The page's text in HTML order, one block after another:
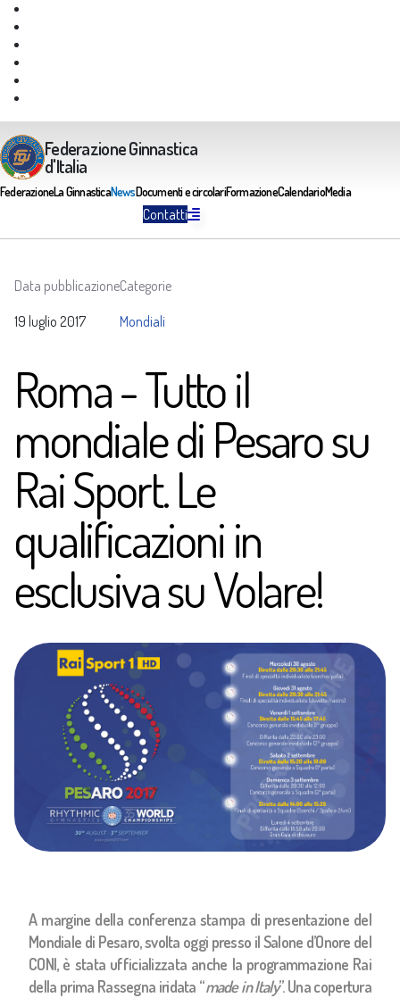
Federazione Ginnastica
d'Italia
FederazioneLa GinnasticaNewsDocumenti e circolariFormazioneCalendarioMedia
Contatti
Data pubblicazione
19 luglio 2017
Categorie
Mondiali
Roma - Tutto il
mondiale di Pesaro su
Rai Sport. Le
qualificazioni in
esclusiva su Volare!
A margine della conferenza stampa di presentazione del
Mondiale di Pesaro, svolta oggi presso il Salone d’Onore del
CONI, è stata ufficializzata anche la programmazione Rai
della prima Rassegna iridata “made in Italy”. Una copertura